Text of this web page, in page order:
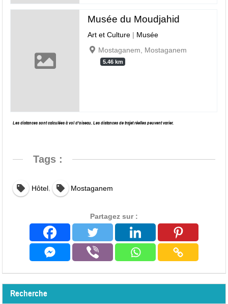
Musée du Moudjahid
Art et Culture | Musée
Mostaganem, Mostaganem
5.46 km
Les distances sont calculées à vol d’oiseau. Les distances de trajet réelles peuvent varier.
Tags :
Hôtel, Mostaganem
Partagez sur :
Recherche